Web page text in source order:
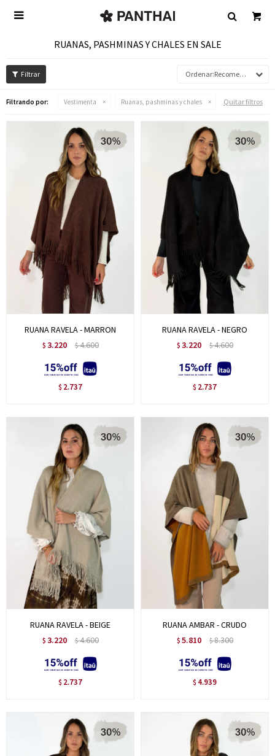

RUANAS, PASHMINAS Y CHALES EN SALE
Recomendados
Filtrando por: Vestimenta Ruanas, pashminas y chales Quitar filtros
RUANA RAVELA - MARRON
$ 3.220 $4.600
$ 2.737
RUANA RAVELA - NEGRO
$ 3.220 $4.600
$ 2.737
RUANA RAVELA - BEIGE
$ 3.220 $4.600
$ 2.737
RUANA AMBAR - CRUDO
$ 5.810 $8.300
$ 4.939